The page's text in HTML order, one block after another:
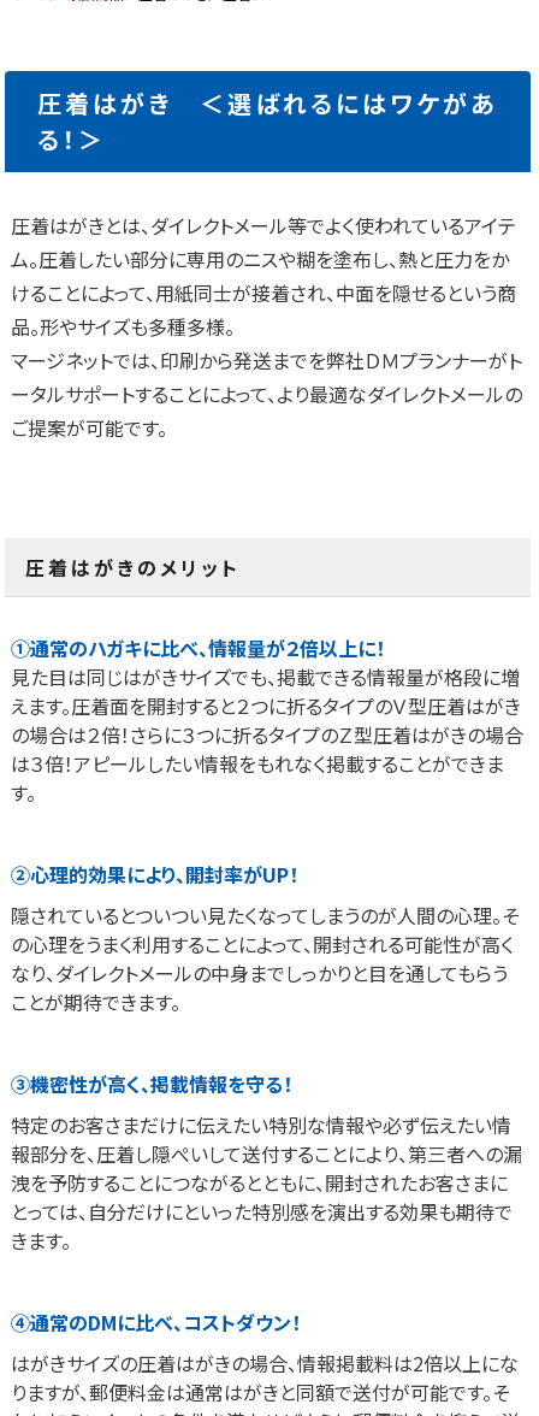
圧着はがき ＜選ばれるにはワケがあ
る！＞
圧着はがきとは、ダイレクトメール等でよく使われているアイテ
ム。圧着したい部分に専用のニスや糊を塗布し、熱と圧力をか
けることによって、用紙同士が接着され、中面を隠せるという商
品。形やサイズも多種多様。
マージネットでは、印刷から発送までを弊社ＤＭプランナーがト
ータルサポートすることによって、より最適なダイレクトメールの
ご提案が可能です。
圧着はがきのメリット
①通常のハガキに比べ、情報量が２倍以上に！
見た目は同じはがきサイズでも、掲載できる情報量が格段に増
えます。圧着面を開封すると２つに折るタイプのＶ型圧着はがき
の場合は２倍！さらに３つに折るタイプのＺ型圧着はがきの場合
は３倍！アピールしたい情報をもれなく掲載することができま
す。
②心理的効果により、開封率がUP！
隠されているとついつい見たくなってしまうのが人間の心理。そ
の心理をうまく利用することによって、開封される可能性が高く
なり、ダイレクトメールの中身までしっかりと目を通してもらう
ことが期待できます。
③機密性が高く、掲載情報を守る！
特定のお客さまだけに伝えたい特別な情報や必ず伝えたい情
報部分を、圧着し隠ぺいして送付することにより、第三者への漏
洩を予防することにつながるとともに、開封されたお客さまに
とっては、自分だけにといった特別感を演出する効果も期待で
きます。
④通常のDMに比べ、コストダウン！
はがきサイズの圧着はがきの場合、情報掲載料は2倍以上にな
りますが、郵便料金は通常はがきと同額で送付が可能です。そ